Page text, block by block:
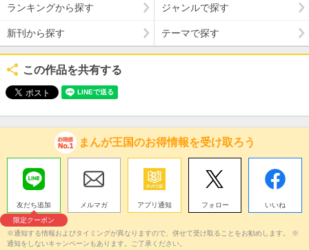
ランキングから探す ジャンルで探す
新刊から探す テーマで探す
この作品を共有する
まんが王国のお得情報を受け取ろう
友だち追加
限定クーポン
メルマガ アプリ通知 フォロー いいね
※通知する情報およびタイミングが異なりますので、併せて受け取ることをお勧めします。 ※
通知をしないキャンペーンもあります。ご了承ください。